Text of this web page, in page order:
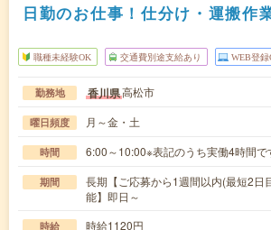
日勤のお仕事！仕分け・運搬作
職種未経験OK 交通費別途支給あり WEB登録
勤務地 香川県高松市
曜日頻度 月～金・土
時間 6:00～10:00※表記のうち実働4時間で
期間
長期【ご応募から1週間以内(最短2日
能】即日～
時給 時給1120円